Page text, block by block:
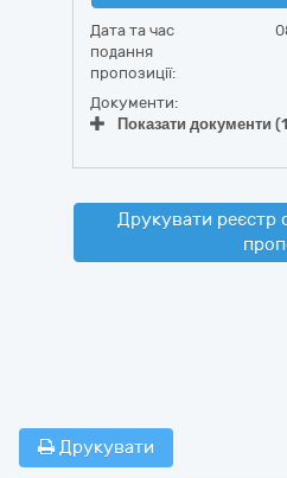
Дата та час
подання
пропозиції:
Документи:
Показати документи
Друкувати реєстр
Друкувати